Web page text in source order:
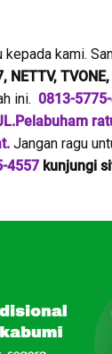
kami.
NETTV,
ini. 0813-
Jangan ragu
4557 kunjungi